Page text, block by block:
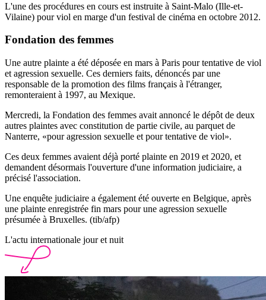
L'une des procédures en cours est instruite à Saint-Malo (Ille-et-
Vilaine) pour viol en marge d'un festival de cinéma en octobre 2012.
Fondation des femmes
Une autre plainte a été déposée en mars à Paris pour tentative de viol
et agression sexuelle. Ces derniers faits, dénoncés par une
responsable de la promotion des films français à l'étranger,
remonteraient à 1997, au Mexique.
Mercredi, la Fondation des femmes avait annoncé le dépôt de deux
autres plaintes avec constitution de partie civile, au parquet de
Nanterre, «pour agression sexuelle et pour tentative de viol».
Ces deux femmes avaient déjà porté plainte en 2019 et 2020, et
demandent désormais l'ouverture d'une information judiciaire, a
précisé l'association.
Une enquête judiciaire a également été ouverte en Belgique, après
une plainte enregistrée fin mars pour une agression sexuelle
présumée à Bruxelles. (tib/afp)
L'actu internationale jour et nuit